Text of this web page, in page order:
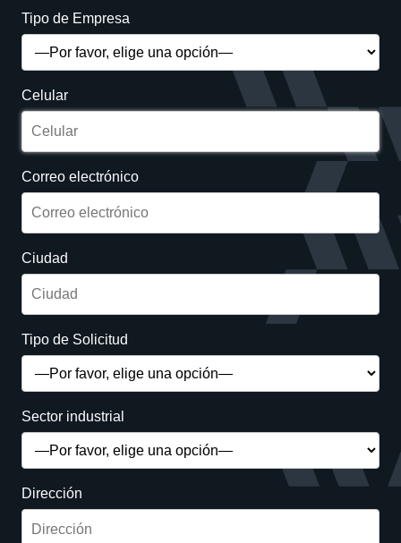
Tipo de Empresa
Celular
Correo electrónico
Ciudad
Tipo de Solicitud
Sector industrial
Dirección